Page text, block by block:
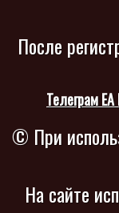
После
Телеграм
© При
На сайте